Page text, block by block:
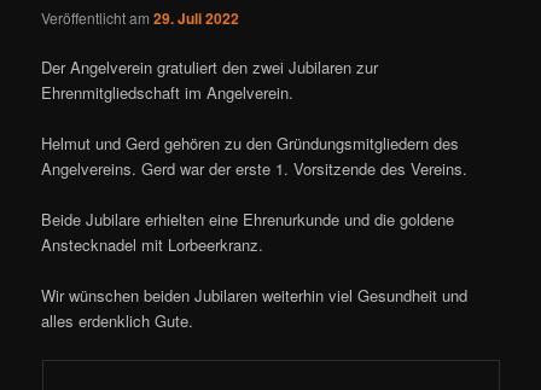
Veröffentlicht am29. Juli 2022
Der Angelverein gratuliert den zwei Jubilaren zur
Ehrenmitgliedschaft im Angelverein.
Helmut und Gerd gehören zu den Gründungsmitgliedern des
Angelvereins. Gerd war der erste 1. Vorsitzende des Vereins.
Beide Jubilare erhielten eine Ehrenurkunde und die goldene
Anstecknadel mit Lorbeerkranz.
Wir wünschen beiden Jubilaren weiterhin viel Gesundheit und
alles erdenklich Gute.